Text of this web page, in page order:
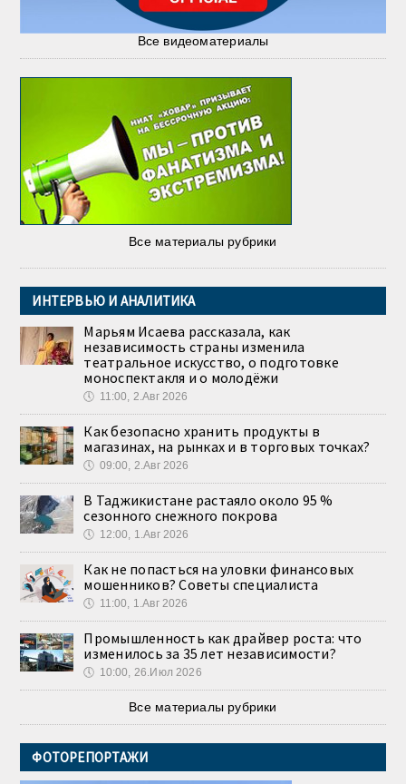
Все видеоматериалы
Все материалы рубрики
ИНТЕРВЬЮ И АНАЛИТИКА
Марьям Исаева рассказала, как
независимость страны изменила
театральное искусство, о подготовке
моноспектакля и о молодёжи
🕔 11:00, 2.Авг 2026
Как безопасно хранить продукты в
магазинах, на рынках и в торговых точках?
🕔 09:00, 2.Авг 2026
В Таджикистане растаяло около 95 %
сезонного снежного покрова
🕔 12:00, 1.Авг 2026
Как не попасться на уловки финансовых
мошенников? Советы специалиста
🕔 11:00, 1.Авг 2026
Промышленность как драйвер роста: что
изменилось за 35 лет независимости?
🕔 10:00, 26.Июл 2026
Все материалы рубрики
ФОТОРЕПОРТАЖИ